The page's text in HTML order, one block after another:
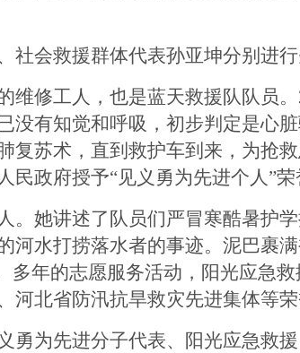
社会救援群体代表孙亚坤分别进行
修工人，也是蓝天救援队队员。
没有知觉和呼吸，初步判定是心
复苏术，直到救护车到来，为抢
政府授予“见义勇为先进个人”荣
。她讲述了队员们严冒寒酷暑护
河水打捞落水者的事迹。泥巴裹
多年的志愿服务活动，阳光应急
北省防汛抗旱救灾先进集体等荣
勇为先进分子代表、阳光应急救